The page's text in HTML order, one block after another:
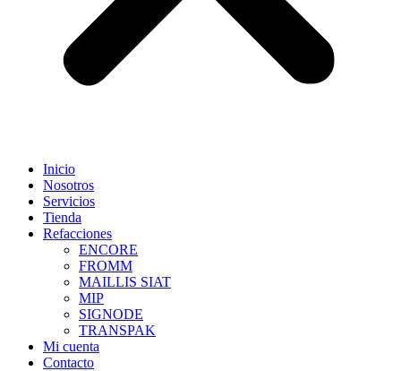
Inicio
Nosotros
Servicios
Tienda
Refacciones
ENCORE
FROMM
MAILLIS SIAT
MIP
SIGNODE
TRANSPAK
Mi cuenta
Contacto